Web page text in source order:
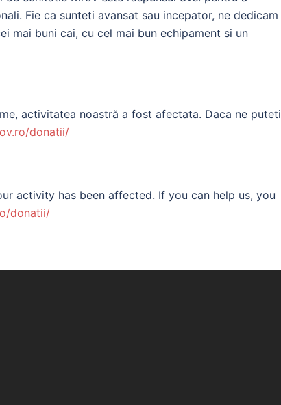
Fie ca sunteti avansat sau incepator, ne dedicam
mai buni cai, cu cel mai bun echipament si un
activitatea noastră a fost afectata. Daca ne puteti
donatii/
activity has been affected. If you can help us, you
donatii/